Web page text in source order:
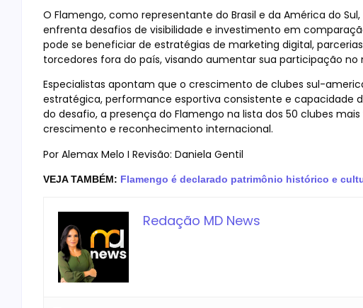
O Flamengo, como representante do Brasil e da América do
enfrenta desafios de visibilidade e investimento em
pode se beneficiar de estratégias de marketing digital,
torcedores fora do país, visando aumentar sua participação no
Especialistas apontam que o crescimento de clubes sul-
estratégica, performance esportiva consistente e capacidade
do desafio, a presença do Flamengo na lista dos 50 clubes
crescimento e reconhecimento internacional.
Por Alemax Melo I Revisão: Daniela Gentil
VEJA TAMBÉM: Flamengo é declarado patrimônio histórico e
Redação MD News